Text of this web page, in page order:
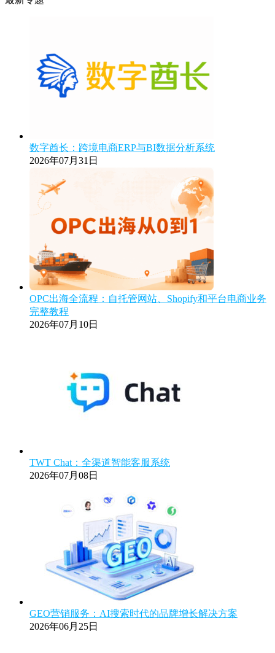
数字酋长：跨境电商ERP与BI数据分析系统
2026年07月31日
OPC出海全流程：自托管网站、Shopify和平台电商业务
完整教程
2026年07月10日
TWT Chat：全渠道智能客服系统
2026年07月08日
GEO营销服务：AI搜索时代的品牌增长解决方案
2026年06月25日